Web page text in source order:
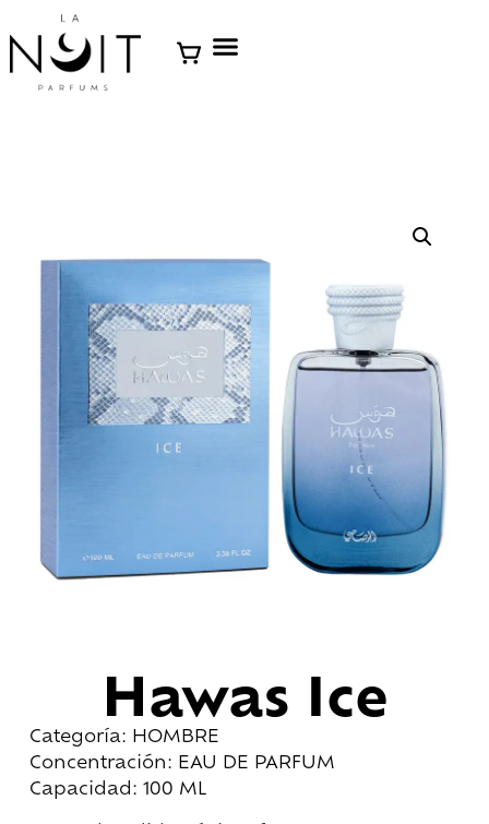
Hawas Ice
Categoría: HOMBRE
Concentración: EAU DE PARFUM
Capacidad: 100 ML